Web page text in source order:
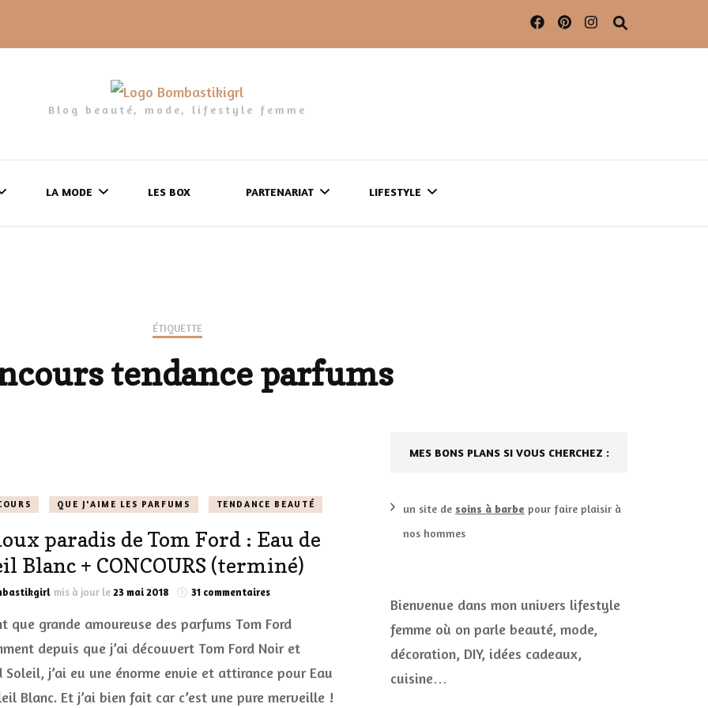
Blog beauté, mode, lifestyle femme
LES GELS-DOUCHE
LES DÉOS
SIMPLE…
BIEN
LA MODE
LES ACCESSOIRES
LES BOX PARTENARIAT LIFESTYLE
DÉCO MAISON
DIY ET CUISINE
LES CALENDRIERS DE
VIE PRATIQUE
JEUX CONCOURS
ÉTIQUETTE
tendance parfums
QUE J'AIME LES PARFUMS TENDANCE BEAUTÉ
paradis de Tom Ford : Eau de
Blanc + CONCOURS (terminé)
mis à jour le23 mai 2018 31 commentairessur
doux
de
Tom
:
que grande amoureuse des parfums Tom Ford
depuis que j’ai découvert Tom Ford Noir et
Soleil, j’ai eu une énorme envie et attirance pour Eau
Blanc. Et j’ai bien fait car c’est une pure merveille !
MES BONS PLANS SI VOUS CHERCHEZ :
un site de soins à barbe pour faire plaisir à
nos hommes
Bienvenue dans mon univers lifestyle
femme où on parle beauté, mode,
décoration, DIY, idées cadeaux,
cuisine…